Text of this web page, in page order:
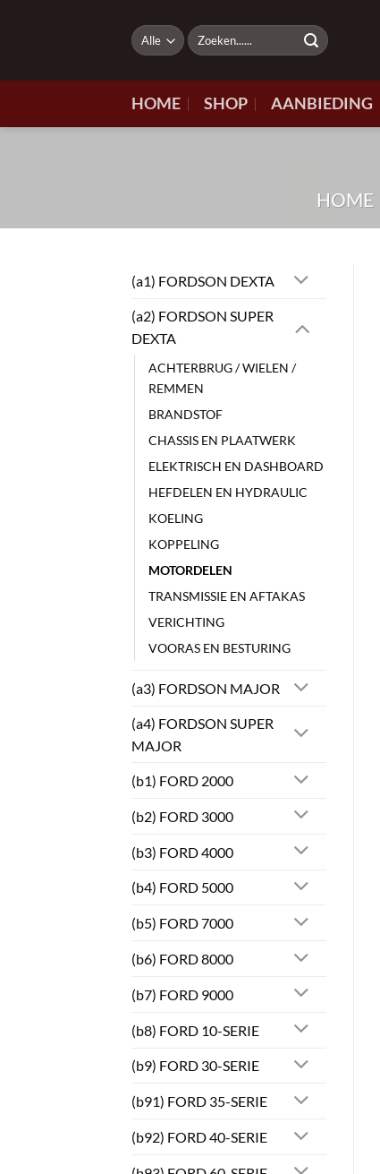
Zoeken
naar:
HOME SHOP AANBIEDING
HOME
(a1) FORDSON DEXTA
(a2) FORDSON SUPER
DEXTA
ACHTERBRUG / WIELEN /
REMMEN
BRANDSTOF
CHASSIS EN PLAATWERK
ELEKTRISCH EN DASHBOARD
HEFDELEN EN HYDRAULIC
KOELING
KOPPELING
MOTORDELEN
TRANSMISSIE EN AFTAKAS
VERICHTING
VOORAS EN BESTURING
(a3) FORDSON MAJOR
(a4) FORDSON SUPER
MAJOR
(b1) FORD 2000
(b2) FORD 3000
(b3) FORD 4000
(b4) FORD 5000
(b5) FORD 7000
(b6) FORD 8000
(b7) FORD 9000
(b8) FORD 10-SERIE
(b9) FORD 30-SERIE
(b91) FORD 35-SERIE
(b92) FORD 40-SERIE